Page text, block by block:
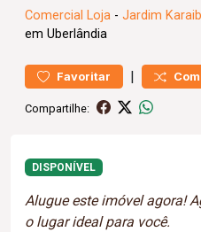
Comercial Loja - Jardim
em Uberlândia
Favoritar |
Compartilhe:
DISPONÍVEL
Alugue este imóvel agora!
o lugar ideal para você.